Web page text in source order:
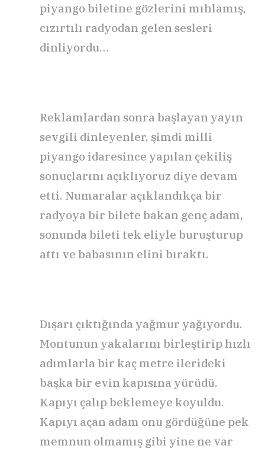
piyango biletine gözlerini mıhlamış,
cızırtılı radyodan gelen sesleri
dinliyordu…
Reklamlardan sonra başlayan yayın
sevgili dinleyenler, şimdi milli
piyango idaresince yapılan çekiliş
sonuçlarını açıklıyoruz diye devam
etti. Numaralar açıklandıkça bir
radyoya bir bilete bakan genç adam,
sonunda bileti tek eliyle buruşturup
attı ve babasının elini bıraktı.
Dışarı çıktığında yağmur yağıyordu.
Montunun yakalarını birleştirip hızlı
adımlarla bir kaç metre ilerideki
başka bir evin kapısına yürüdü.
Kapıyı çalıp beklemeye koyuldu.
Kapıyı açan adam onu gördüğüne pek
memnun olmamış gibi yine ne var